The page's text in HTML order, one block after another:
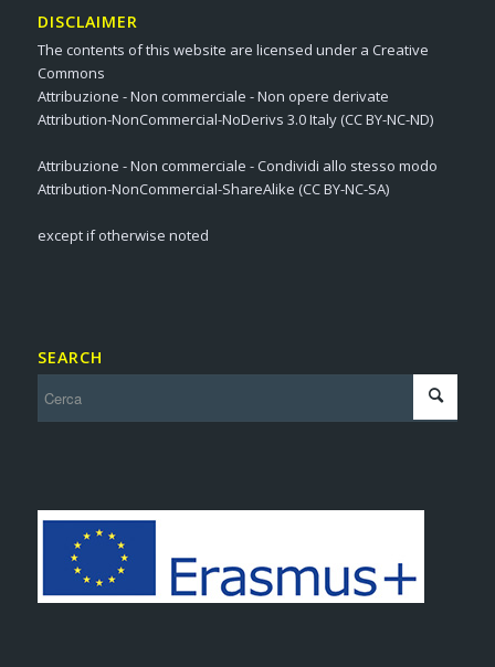
DISCLAIMER
The contents of this website are licensed under a Creative
Commons
Attribuzione - Non commerciale - Non opere derivate
Attribution-NonCommercial-NoDerivs 3.0 Italy (CC BY-NC-ND)
Attribuzione - Non commerciale - Condividi allo stesso modo
Attribution-NonCommercial-ShareAlike (CC BY-NC-SA)
except if otherwise noted
SEARCH